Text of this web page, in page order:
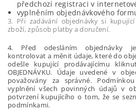
předchozí registraci v
vyplněním objednávkového
3. Při zadávání objednávky si
zboží, způsob platby a doručení.
4. Před odesláním objednávky
kontrolovat a měnit údaje, které do
odešle kupující prodávajícímu
OBJEDNÁVKU. Údaje uvedené v
považovány za správné.
vyplnění všech povinných údajů v
potvrzení kupujícího o tom, že se
podmínkami.